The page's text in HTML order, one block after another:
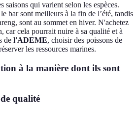
saisons qui varient selon les espèces.
bar sont meilleurs à la fin de l’été, tandis
sont au sommet en hiver. N'achetez
car cela pourrait nuire à sa qualité et à
de l'ADEME, choisir des poissons de
les ressources marines.
à la manière dont ils sont
qualité